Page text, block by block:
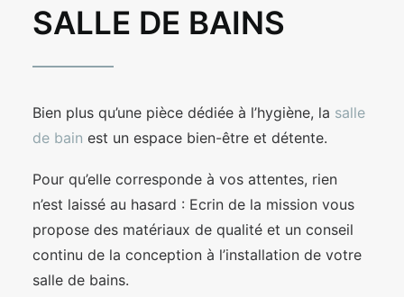
SALLE DE BAINS
Bien plus qu’une pièce dédiée à l’hygiène, la salle
de bain est un espace bien-être et détente.
Pour qu’elle corresponde à vos attentes, rien
n’est laissé au hasard : Ecrin de la mission vous
propose des matériaux de qualité et un conseil
continu de la conception à l’installation de votre
salle de bains.